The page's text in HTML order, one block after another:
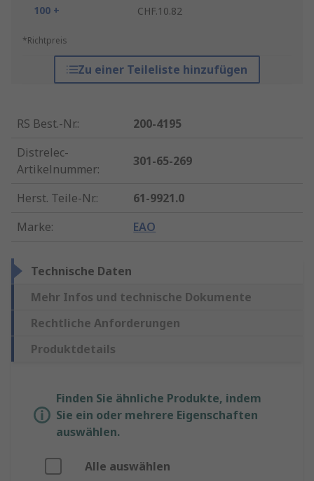
100 +
CHF.10.82
*Richtpreis
Zu einer Teileliste hinzufügen
RS Best.-Nr.:
200-4195
Distrelec-
Artikelnummer:
301-65-269
Herst. Teile-Nr.:
61-9921.0
Marke: EAO
Technische Daten
Mehr Infos und technische Dokumente
Rechtliche Anforderungen
Produktdetails
Finden Sie ähnliche Produkte, indem
Sie ein oder mehrere Eigenschaften
auswählen.
Alle auswählen